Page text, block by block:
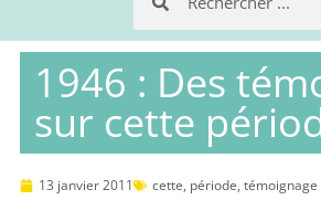
1946 : Des
sur cette
13 janvier 2011 cette, période, témoignage